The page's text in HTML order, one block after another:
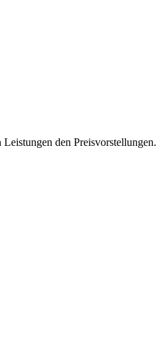
den Preisvorstellungen.